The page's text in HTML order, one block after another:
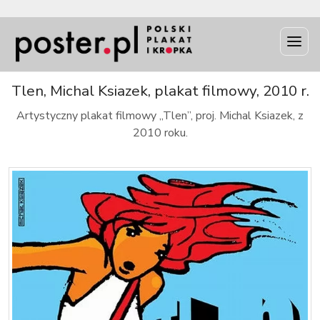
Tlen, Michal Ksiazek, plakat filmowy, 2010 r.
Artystyczny plakat filmowy „Tlen”, proj. Michal Ksiazek, z
2010 roku.